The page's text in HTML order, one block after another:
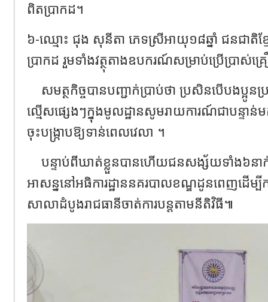
ពិតប្រាកដ។
៦-ឈ្មោះ ជុង សុនីតា ភេទស្រីអាយុ១៨ឆ្នាំ ជនជាតិ
ប្រាកដ រួមទាំងវត្ថុតាងឧបករណ៍សម្រាប់ប្រើប្រា
សមត្ថកិច្ចបានបញ្ជាក់ប្រាប់ថា ប្រសិនបើបងប្អូន
ល្មើសផ្សេងៗក្នុងមូលដ្ឋានសូមរាយការណ៍ជាបន្ទាន់
ចុះបង្ក្រាបឱ្យទាន់ពេលវេលា ។
បន្ទាប់ពីឃាត់ខ្លួនបានហើយជនសង្ស័យទាំង៦នា
អាសន្ននៅអធិការដ្ឋាននគរបាលខណ្ឌដូនពេញដើ
សាលាដំបូងរាជធានីចាត់ការបន្តតាមនីតិវិធី៕